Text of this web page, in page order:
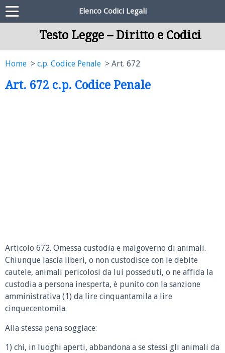
Elenco Codici Legali
Testo Legge – Diritto e Codici
Home c.p. Codice Penale Art. 672
Art. 672 c.p. Codice Penale
Articolo 672. Omessa custodia e malgoverno di animali.
Chiunque lascia liberi, o non custodisce con le debite
cautele, animali pericolosi da lui posseduti, o ne affida la
custodia a persona inesperta, è punito con la sanzione
amministrativa (1) da lire cinquantamila a lire
cinquecentomila.
Alla stessa pena soggiace:
1) chi, in luoghi aperti, abbandona a se stessi gli animali da